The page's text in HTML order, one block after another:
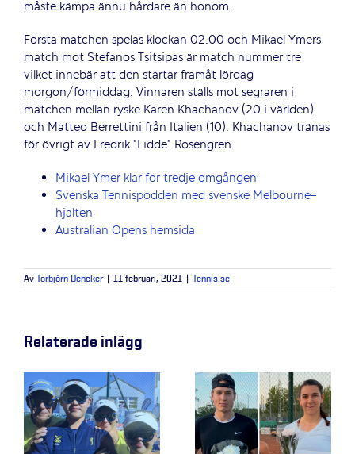
måste kämpa ännu hårdare än honom.
Första matchen spelas klockan 02.00 och Mikael Ymers
match mot Stefanos Tsitsipas är match nummer tre
vilket innebär att den startar framåt lördag
morgon/förmiddag. Vinnaren ställs mot segraren i
matchen mellan ryske Karen Khachanov (20 i världen)
och Matteo Berrettini från Italien (10). Khachanov tränas
för övrigt av Fredrik ”Fidde” Rosengren.
Mikael Ymer klar för tredje omgången
Svenska Tennispodden med svenske Melbourne-
hjälten
Australian Opens hemsida
Av Torbjörn Dencker 11 februari, 2021 Tennis.se
Relaterade inlägg